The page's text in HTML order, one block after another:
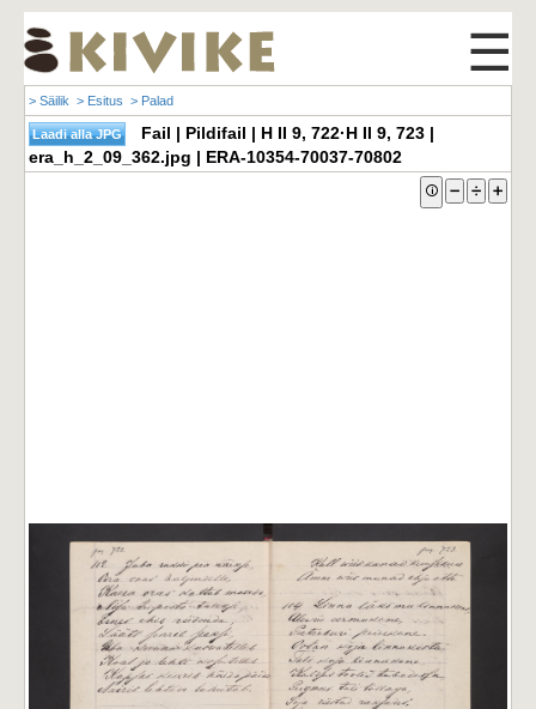
☰
> Säilik > Esitus > Palad
Fail | Pildifail | H II 9, 722·H II 9, 723 |
era_h_2_09_362.jpg | ERA-10354-70037-70802